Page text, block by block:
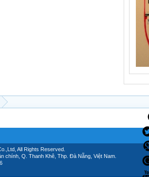
All Rights Reserved.
chính, Q. Thanh Khê, Thp. Đà Nẵng, Việt Nam.